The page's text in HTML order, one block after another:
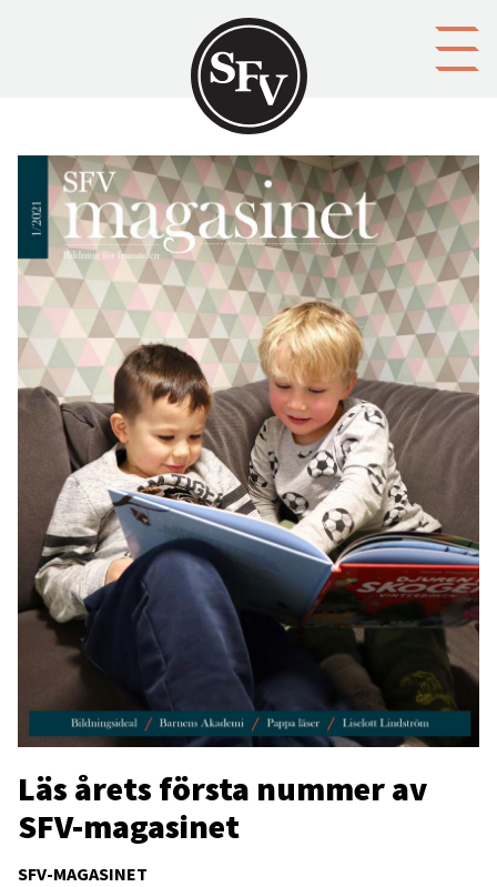
SFV-MAGASINET
Läs årets första nummer av
SFV-magasinet